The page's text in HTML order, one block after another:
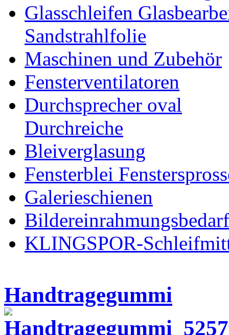
Glasschleifen
Sandstrahlfolie
Maschinen und Zubehör
Fensterventilatoren
Durchsprecher oval
Durchreiche
Bleiverglasung
Fensterblei
Galerieschienen
Bildereinrahmungsbedarf
KLINGSPOR-
Handtragegummi